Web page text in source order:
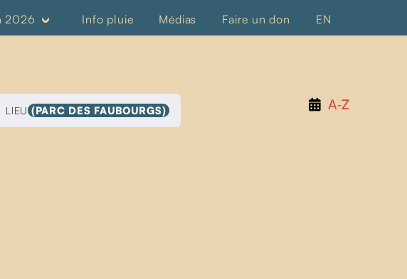
2026 Info pluie Médias Faire un don EN
2026
A‑Z
LIEU (PARC DES FAUBOURGS)